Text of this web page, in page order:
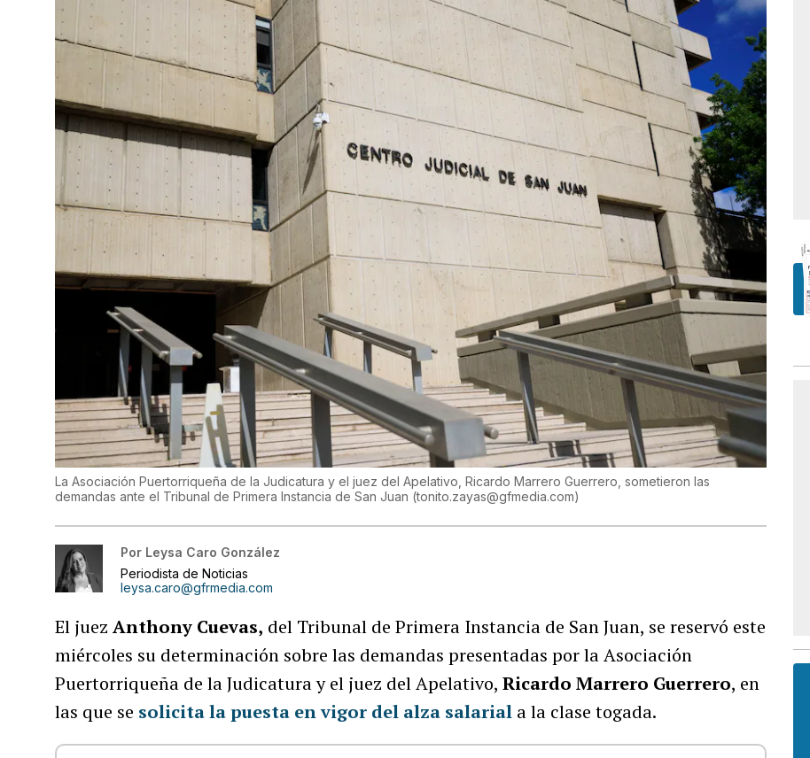
La Asociación Puertorriqueña de la Judicatura y el juez del Apelativo, Ricardo Marrero Guerrero, sometieron las
demandas ante el Tribunal de Primera Instancia de San Juan (tonito.zayas@gfmedia.com)
Por Leysa Caro González
Periodista de Noticias
leysa.caro@gfrmedia.com
El juezAnthony Cuevas, del Tribunal de Primera Instancia de San Juan, se reservó este
miércoles su determinación sobre las demandas presentadas por la Asociación
Puertorriqueña de la Judicatura y el juez del Apelativo,Ricardo Marrero Guerrero, en
las que se solicita la puesta en vigor del alza salarial a la clase togada.